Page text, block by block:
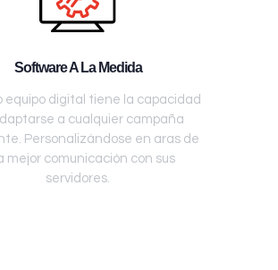
Software A La Medida
equipo digital tiene la capacidad
a cualquier campaña
Personalizándose en aras de
mejor comunicación con sus
servidores.